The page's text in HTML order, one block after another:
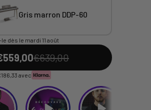
Gris marron DDP-60
dès le mardi 11 août
€639,00
avec